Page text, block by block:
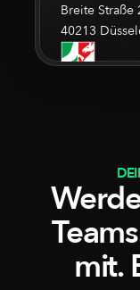
Breite Straße
40213
mit.